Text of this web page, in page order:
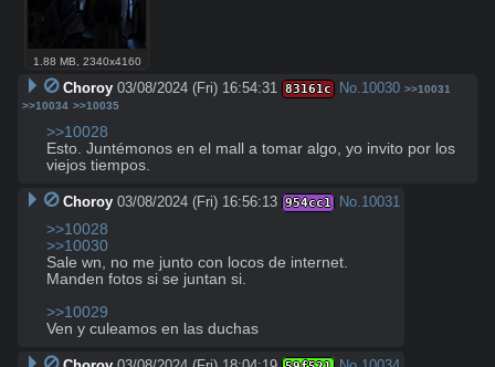
1.88 MB, 2340x4160
Choroy 03/08/2024 (Fri) 16:54:31 83161c No. 10030 >>10031
>>10034 >>10035
>>10028
Esto. Juntémonos en el mall a tomar algo, yo invito por los
viejos tiempos.
Choroy 03/08/2024 (Fri) 16:56:13 954cc1 No. 10031
>>10028
>>10030
Sale wn, no me junto con locos de internet.
Manden fotos si se juntan si.
>>10029
Ven y culeamos en las duchas